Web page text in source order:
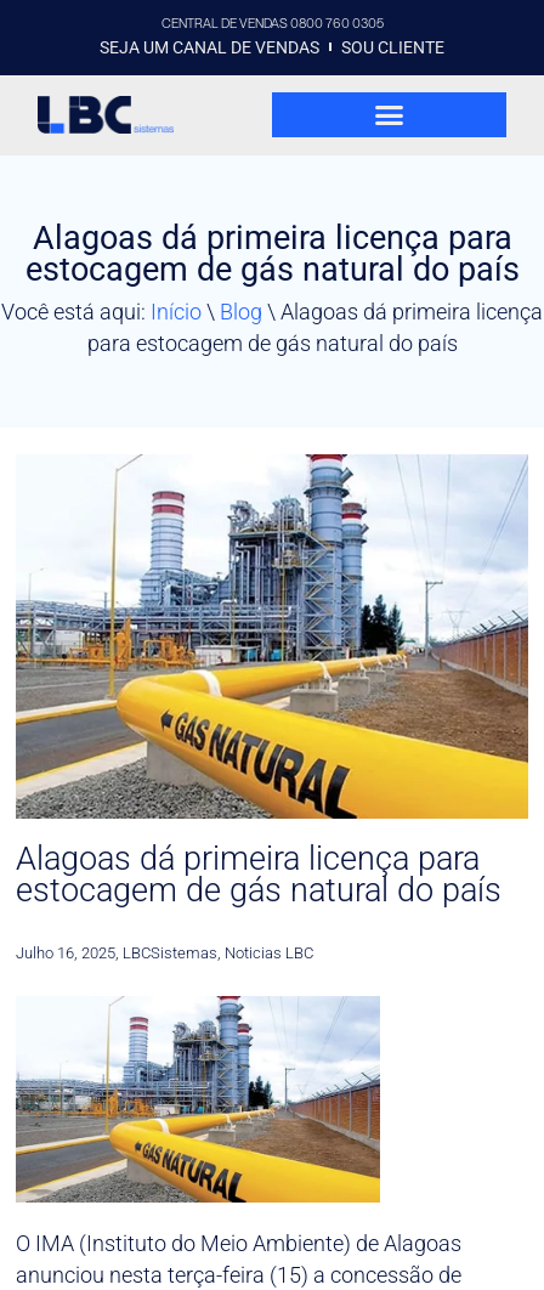
CENTRAL DE VENDAS 0800 760 0305
SEJA UM CANAL DE VENDAS SOU CLIENTE
Alagoas dá primeira licença para
estocagem de gás natural do país
Você está aqui: Início\ Blog \ Alagoas dá primeira licença
para estocagem de gás natural do país
Alagoas dá primeira licença para
estocagem de gás natural do país
Julho 16, 2025, LBCSistemas, Noticias LBC
O IMA (Instituto do Meio Ambiente) de Alagoas
anunciou nesta terça-feira (15) a concessão de